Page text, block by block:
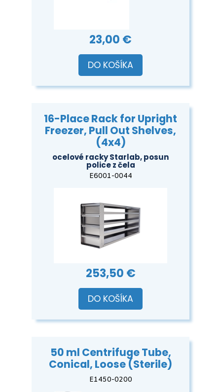
23,00 €
DO KOŠÍKA
16-Place Rack for Upright
Freezer, Pull Out Shelves,
(4x4)
ocelové racky Starlab, posun
police z čela
E6001-0044
253,50 €
DO KOŠÍKA
50 ml Centrifuge Tube,
Conical, Loose (Sterile)
E1450-0200